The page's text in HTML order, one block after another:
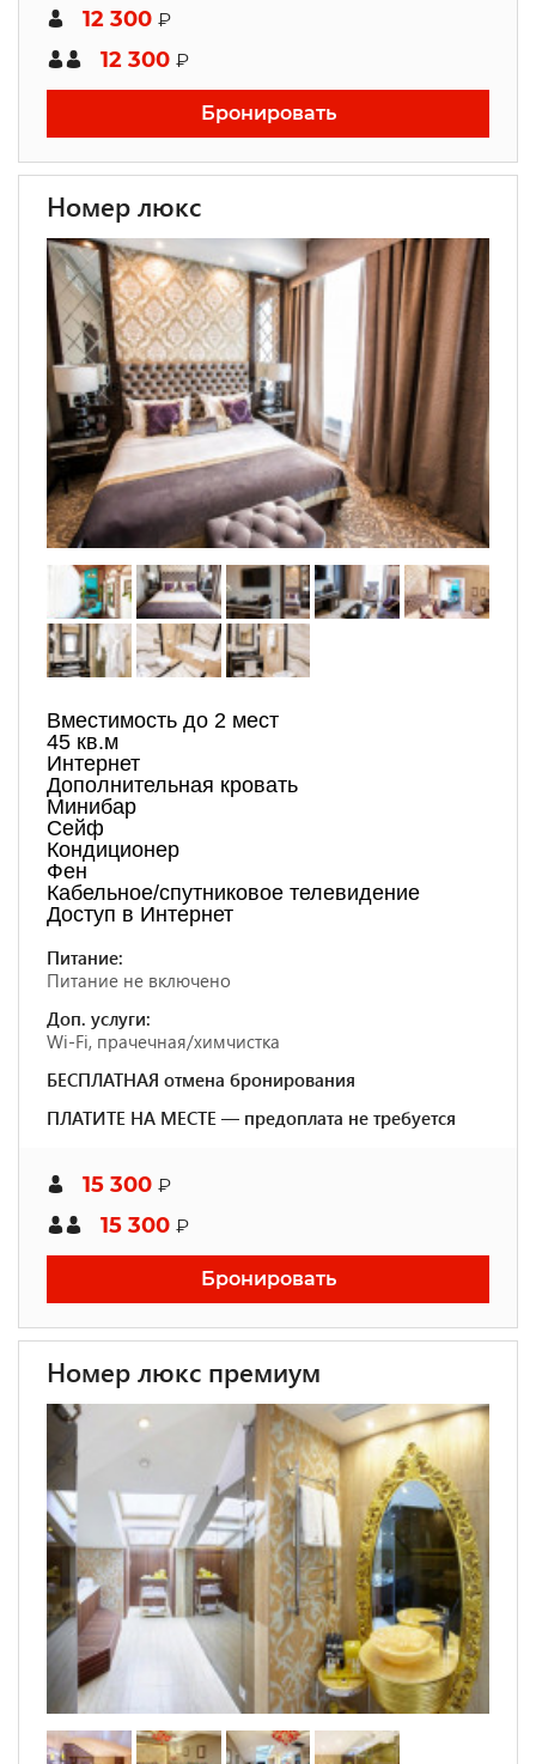
12 300 ₽
12 300 ₽
Бронировать
Номер люкс
Вместимость до 2 мест
45 кв.м
Интернет
Дополнительная кровать
Минибар
Сейф
Кондиционер
Фен
Кабельное/спутниковое телевидение
Доступ в Интернет
Питание:
Питание не включено
Доп. услуги:
Wi-Fi, прачечная/химчистка
БЕСПЛАТНАЯ отмена бронирования
ПЛАТИТЕ НА МЕСТЕ — предоплата не требуется
15 300 ₽
15 300 ₽
Бронировать
Номер люкс премиум